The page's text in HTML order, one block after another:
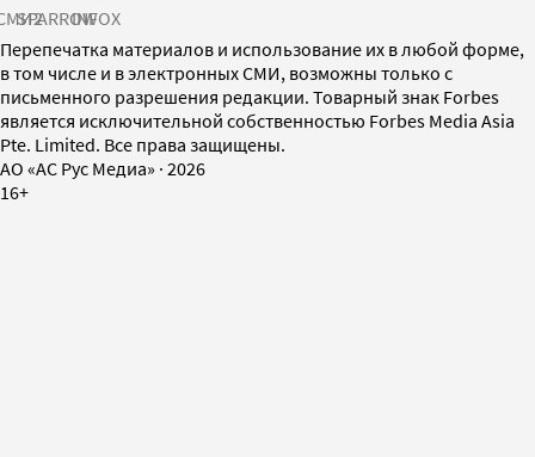
SPARROWINFOX
Перепечатка материалов и использование их в любой форме,
в том числе и в электронных СМИ, возможны только с
письменного разрешения редакции. Товарный знак Forbes
является исключительной собственностью Forbes Media Asia
Pte. Limited. Все права защищены.
AO «АС Рус Медиа» · 2026
16+